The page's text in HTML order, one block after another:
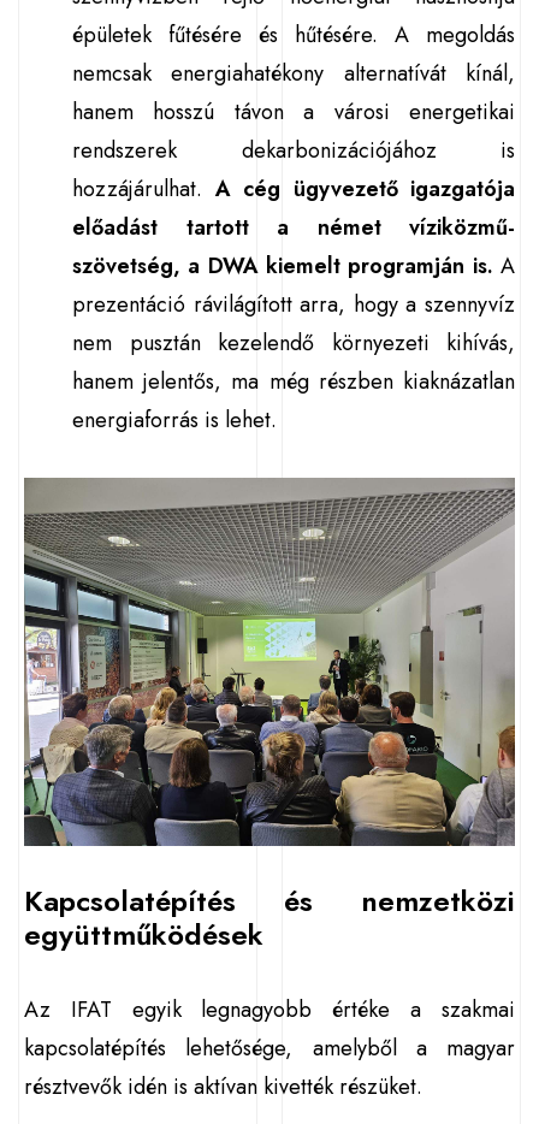
épületek fűtésére és hűtésére. A megoldás
nemcsak energiahatékony alternatívát kínál,
hanem hosszú távon a városi energetikai
rendszerek dekarbonizációjához is
hozzájárulhat. A cég ügyvezető igazgatója
előadást tartott a német víziközmű-
szövetség, a DWA kiemelt programján is. A
prezentáció rávilágított arra, hogy a szennyvíz
nem pusztán kezelendő környezeti kihívás,
hanem jelentős, ma még részben kiaknázatlan
energiaforrás is lehet.
Kapcsolatépítés és nemzetközi
együttműködések
Az IFAT egyik legnagyobb értéke a szakmai
kapcsolatépítés lehetősége, amelyből a magyar
résztvevők idén is aktívan kivették részüket.